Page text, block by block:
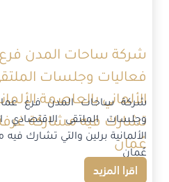
فعاليات وجلسات
الألماني بالعاصمة
تشارك فيه مشاركة
عُمان
وجلسات الملتقى الاقتصادي
الألمانية برلين والتي تشارك
عُمان
اقرا المزيد